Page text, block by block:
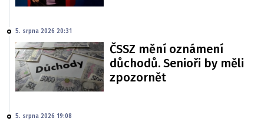
5. srpna 2026 20:31
ČSSZ mění oznámení
důchodů. Senioři by měli
zpozornět
5. srpna 2026 19:08